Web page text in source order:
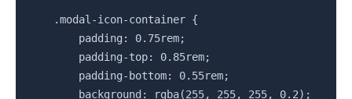
    .modal-icon-container {
        padding: 0.75rem;
        padding-top: 0.85rem;
        padding-bottom: 0.55rem;
        background: rgba(255, 255, 255, 0.2);